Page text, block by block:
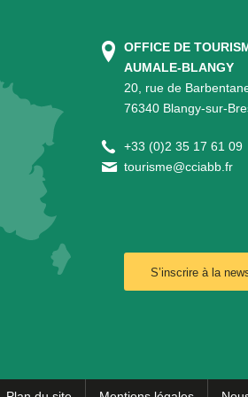
OFFICE DE
AUMALE-BLANGY
20, rue de
76340 Blangy-sur-
+33 (0)2 35 17 61 09
tourisme@cciabb.fr
S’inscrire à la